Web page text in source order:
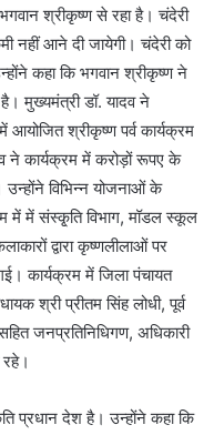
श्रीकृष्ण से रहा है। चंदेरी
नहीं आने दी जायेगी। चंदेरी को
कहा कि भगवान श्रीकृष्ण ने
मुख्यमंत्री डॉ. यादव ने
श्रीकृष्ण पर्व कार्यक्रम
ने कार्यक्रम में करोड़ों रूपए के
उन्होंने विभिन्न योजनाओं के
में में संस्कृ्ति विभाग, मॉडल स्कूल
द्वारा कृष्णलीलाओं पर
कार्यक्रम में जिला पंचायत
श्री प्रीतम सिंह लोधी, पूर्व
जनप्रतिनिधिगण, अधिकारी
प्रधान देश है। उन्होंने कहा कि